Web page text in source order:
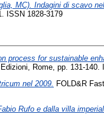
MC). Indagini di scavo
ISSN 1828-3179
process for sustainable
Rome, pp. 131-140.
nel 2009.
FOLD&R
Rufo e dalla villa